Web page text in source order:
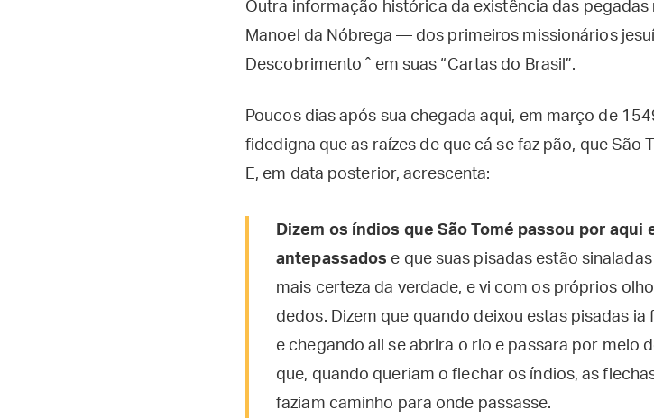
Outra informação histórica da existência das
Manoel da Nóbrega — dos primeiros missionários
Descobrimento ˆ em suas “Cartas do Brasil”.
Poucos dias após sua chegada aqui, em março de
fidedigna que as raízes de que cá se faz pão, que São
E, em data posterior, acrescenta:
Dizem os índios que São Tomé passou por
antepassados e que suas pisadas estão
mais certeza da verdade, e vi com os próprios
dedos. Dizem que quando deixou estas pisadas
e chegando ali se abrira o rio e passara por meio
que, quando queriam o flechar os índios, as
faziam caminho para onde passasse.